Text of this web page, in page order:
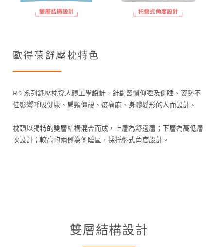
歐得葆舒壓枕特色
RD 系列舒壓枕採人體工學設計，針對習慣仰睡及側睡、姿勢不
佳影響呼吸健康、肩頸僵硬、痠痛麻、身體變形的人而設計。
枕頭以獨特的雙層結構混合而成，上層為舒適層；下層為高低層
次設計；較高的兩側為側睡區，採托盤式角度設計。
雙層結構設計